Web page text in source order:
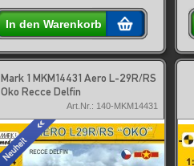
In den Warenkorb
Mark 1 MKM14431 Aero L-29R/RS
Oko Recce Delfin
Art.Nr.: 140-MKM14431